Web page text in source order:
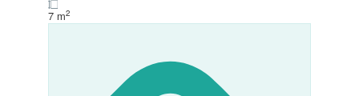
Prodej
K dispozici
7 m2